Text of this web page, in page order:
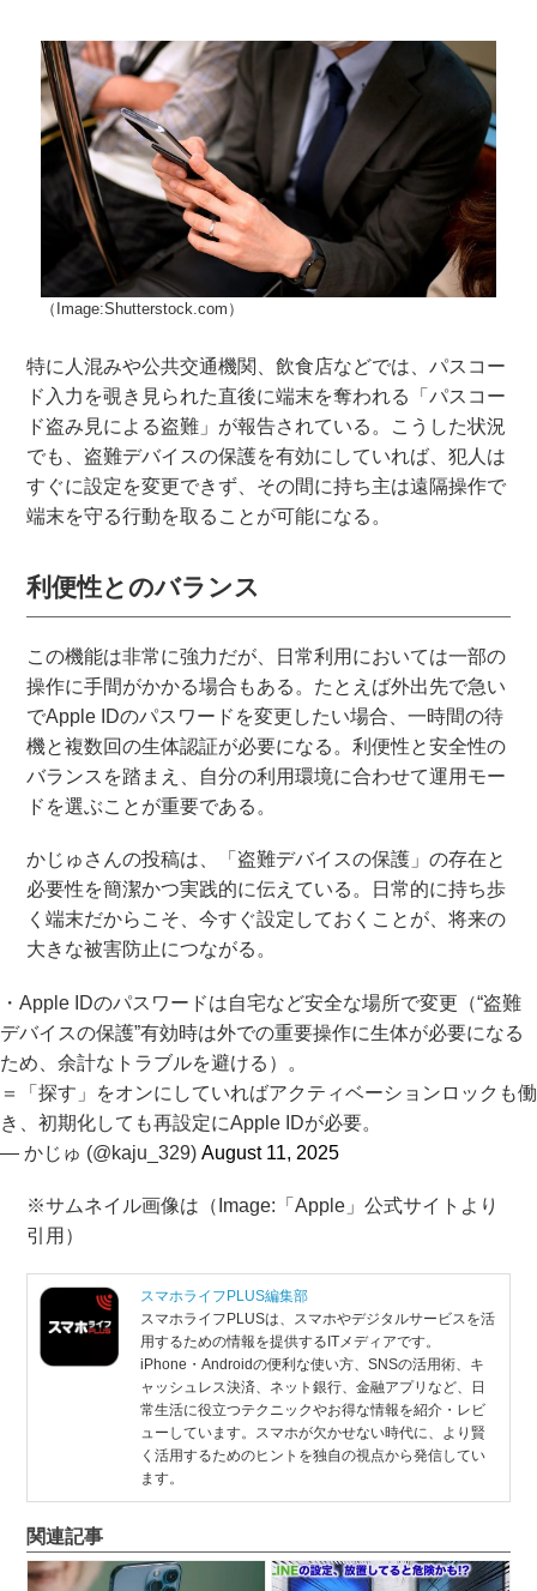
（Image:Shutterstock.com）
特に人混みや公共交通機関、飲食店などでは、パスコー
ド入力を覗き見られた直後に端末を奪われる「パスコー
ド盗み見による盗難」が報告されている。こうした状況
でも、盗難デバイスの保護を有効にしていれば、犯人は
すぐに設定を変更できず、その間に持ち主は遠隔操作で
端末を守る行動を取ることが可能になる。
利便性とのバランス
この機能は非常に強力だが、日常利用においては一部の
操作に手間がかかる場合もある。たとえば外出先で急い
でApple IDのパスワードを変更したい場合、一時間の待
機と複数回の生体認証が必要になる。利便性と安全性の
バランスを踏まえ、自分の利用環境に合わせて運用モー
ドを選ぶことが重要である。
かじゅさんの投稿は、「盗難デバイスの保護」の存在と
必要性を簡潔かつ実践的に伝えている。日常的に持ち歩
く端末だからこそ、今すぐ設定しておくことが、将来の
大きな被害防止につながる。
・Apple IDのパスワードは自宅など安全な場所で変更（“盗難
デバイスの保護”有効時は外での重要操作に生体が必要になる
ため、余計なトラブルを避ける）。
＝「探す」をオンにしていればアクティベーションロックも働
き、初期化しても再設定にApple IDが必要。
— かじゅ (@kaju_329) August 11, 2025
※サムネイル画像は（Image:​「Apple」公式サイトより
引用）
スマホライフPLUS編集部
スマホライフPLUSは、スマホやデジタルサービスを活
用するための情報を提供するITメディアです。
iPhone・Androidの便利な使い方、SNSの活用術、キ
ャッシュレス決済、ネット銀行、金融アプリなど、日
常生活に役立つテクニックやお得な情報を紹介・レビ
ューしています。スマホが欠かせない時代に、より賢
く活用するためのヒントを独自の視点から発信してい
ます。
関連記事